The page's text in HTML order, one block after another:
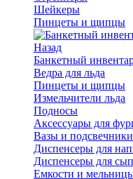
Шейкеры
Пинцеты и щипцы
Назад
Банкетный
Ведра для льда
Пинцеты и щипцы
Измельчители льда
Подносы
Аксессуары для
Вазы и подсвечники
Диспенсеры для
Диспенсеры для
Емкости и